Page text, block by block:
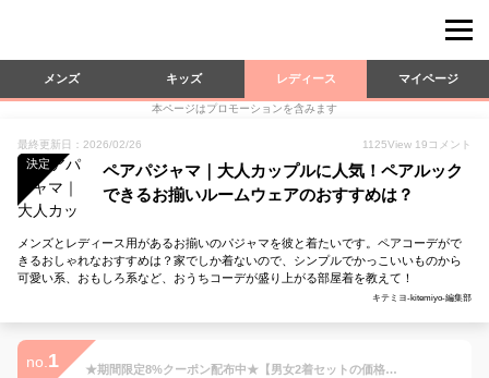
メンズ キッズ レディース マイページ
本ページはプロモーションを含みます
最終更新日：2026/02/26 1125View 19 コメント
決定
ペアパジャマ｜大人カップルに人気！ペアルック
できるお揃いルームウェアのおすすめは？
メンズとレディース用があるお揃いのパジャマを彼と着たいです。ペアコーデがで
きるおしゃれなおすすめは？家でしか着ないので、シンプルでかっこいいものから
可愛い系、おもしろ系など、おうちコーデが盛り上がる部屋着を教えて！
キテミヨ-kitemiyo-編集部
no. 1 ★期間限定8%クーポン配布中★【男女2着セットの価格★送料無料】 ペアパジャマ ベルベット カップル ペアルック 長袖 上下セット ルームウェア 前開き ナイトウエア 春 秋冬 ギフト バレンタイン プレゼント 大きい ネイビー 赤 結婚祝い グレー 防寒 暖かい 厚手 彼女